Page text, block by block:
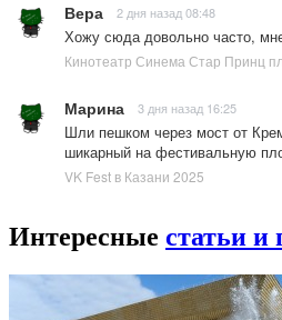
Вера 2 дня назад 08:48
Хожу сюда довольно часто,
Кинотеатр Синема Стар Принц
Марина 3 дня назад 16:25
Шли пешком через мост от
шикарный на фестивальную
VK Fest в Казани 2025
Интересные статьи и